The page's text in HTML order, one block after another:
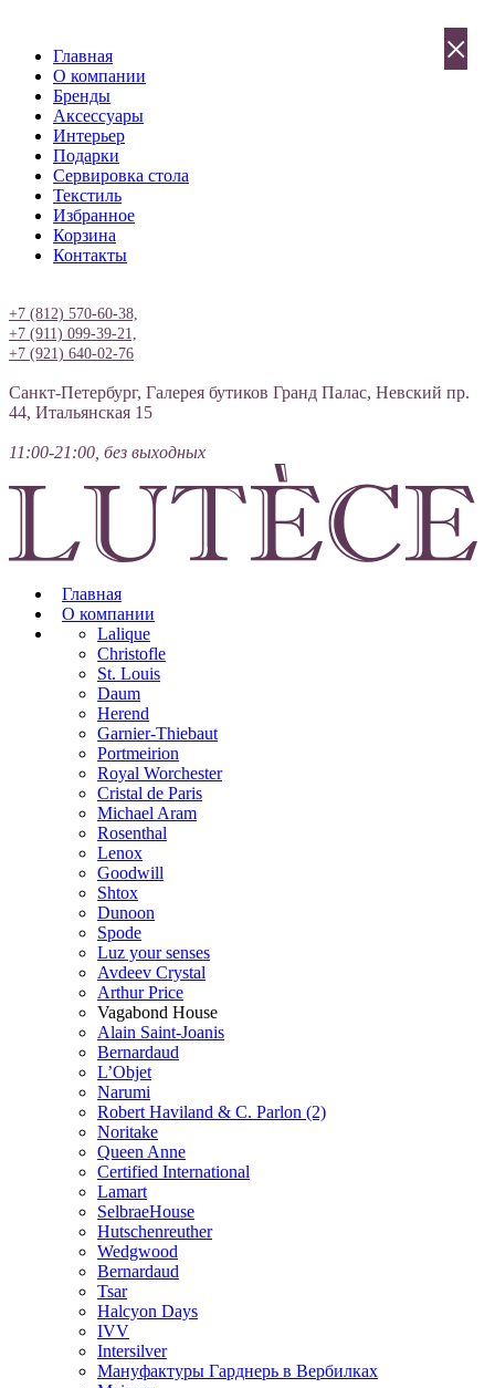
Главная
О компании
Бренды
Аксессуары
Интерьер
Подарки
Сервировка стола
Текстиль
Избранное
Корзина
Контакты
+7 (812) 570-60-38,
+7 (911) 099-39-21,
+7 (921) 640-02-76
Санкт-Петербург, Галерея бутиков Гранд Палас, Невский пр.
44, Итальянская 15
11:00-21:00, без выходных
Главная
О компании
Lalique
Christofle
St. Louis
Daum
Herend
Garnier-Thiebaut
Portmeirion
Royal Worchester
Cristal de Paris
Michael Aram
Rosenthal
Lenox
Goodwill
Shtox
Dunoon
Spode
Luz your senses
Avdeev Crystal
Arthur Price
Vagabond House
Alain Saint-Joanis
Bernardaud
L’Objet
Narumi
Robert Haviland & C. Parlon (2)
Noritakе
Queen Anne
Certified International
Lamart
SelbraeHouse
Hutschenreuther
Wedgwood
Bernardaud
Tsar
Halcyon Days
IVV
Intersilver
Мануфактуры Гарднерь в Вербилках
×